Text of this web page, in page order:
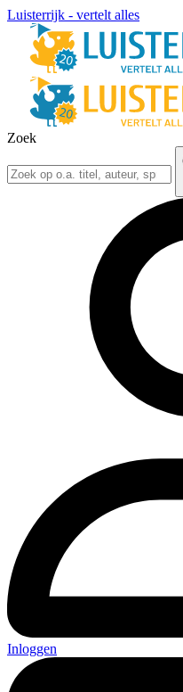
Luisterrijk - vertelt alles
Zoek
Inloggen